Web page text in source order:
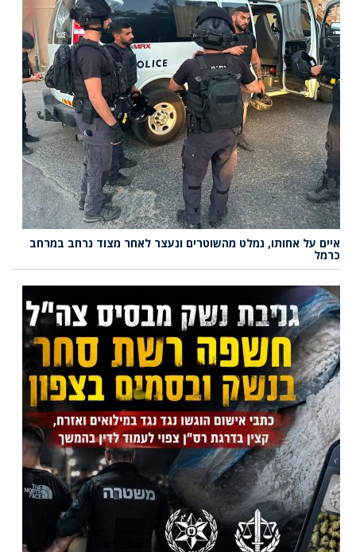
איים על אחותו, נמלט מהשוטרים ונעצר לאחר מצוד נרחב במרחב
כרמל